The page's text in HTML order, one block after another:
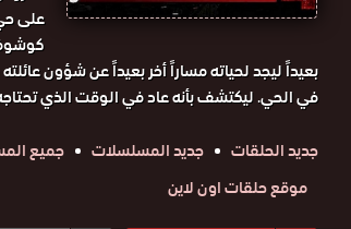
على
بعيداً ليجد لحياته مساراً أخر بعيداً عن شؤون
في الحي. ليكتشف بأنه عاد في الوقت الذي
جديد الحلقات
جديد المسلسلات جميع
موقع حلقات اون لاين